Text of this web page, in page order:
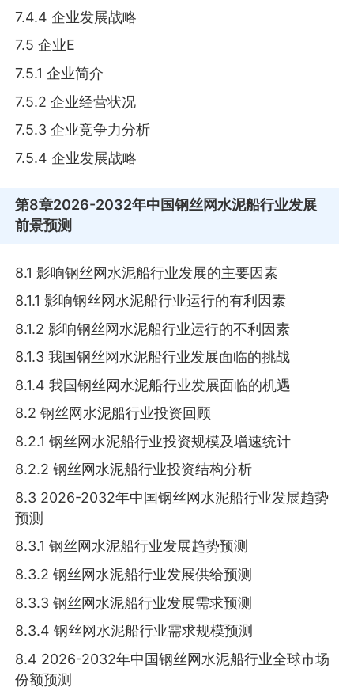
7.4.4 企业发展战略
7.5 企业E
7.5.1 企业简介
7.5.2 企业经营状况
7.5.3 企业竞争力分析
7.5.4 企业发展战略
第8章2026-2032年中国钢丝网水泥船行业发展
前景预测
8.1 影响钢丝网水泥船行业发展的主要因素
8.1.1 影响钢丝网水泥船行业运行的有利因素
8.1.2 影响钢丝网水泥船行业运行的不利因素
8.1.3 我国钢丝网水泥船行业发展面临的挑战
8.1.4 我国钢丝网水泥船行业发展面临的机遇
8.2 钢丝网水泥船行业投资回顾
8.2.1 钢丝网水泥船行业投资规模及增速统计
8.2.2 钢丝网水泥船行业投资结构分析
8.3 2026-2032年中国钢丝网水泥船行业发展趋势
预测
8.3.1 钢丝网水泥船行业发展趋势预测
8.3.2 钢丝网水泥船行业发展供给预测
8.3.3 钢丝网水泥船行业发展需求预测
8.3.4 钢丝网水泥船行业需求规模预测
8.4 2026-2032年中国钢丝网水泥船行业全球市场
份额预测